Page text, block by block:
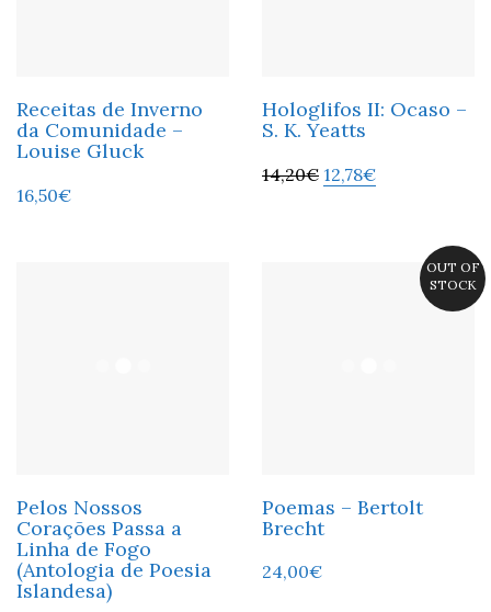
Receitas de Inverno
da Comunidade –
Louise Gluck
16,50€
Hologlifos II: Ocaso –
S. K. Yeatts
14,20€ 12,78€
Pelos Nossos
Corações Passa a
Linha de Fogo
(Antologia de Poesia
Islandesa)
OUT OF
STOCK
Poemas – Bertolt
Brecht
24,00€